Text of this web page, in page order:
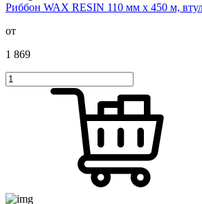
Риббон WAX RESIN 110 мм х 450 м,
от
1 869